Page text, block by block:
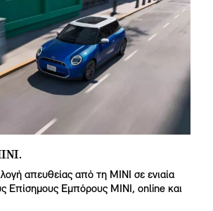
απευθείας από τη MINI σε ενιαία
Επίσημους Εμπόρους MINI, online και